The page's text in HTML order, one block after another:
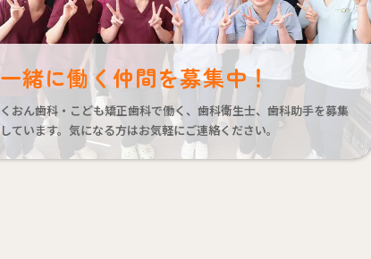
一緒に働く仲間を募集中！
くおん歯科・こども矯正歯科で働く、歯科衛生士、歯科助手を募集
しています。気になる方はお気軽にご連絡ください。